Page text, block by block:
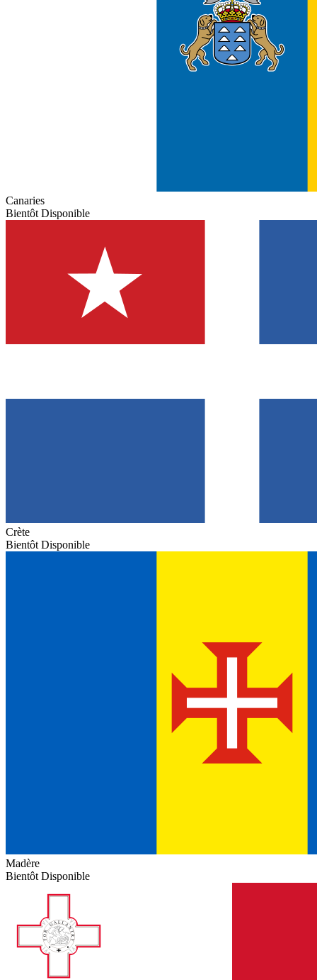
Canaries
Bientôt Disponible
Crète
Bientôt Disponible
Madère
Bientôt Disponible